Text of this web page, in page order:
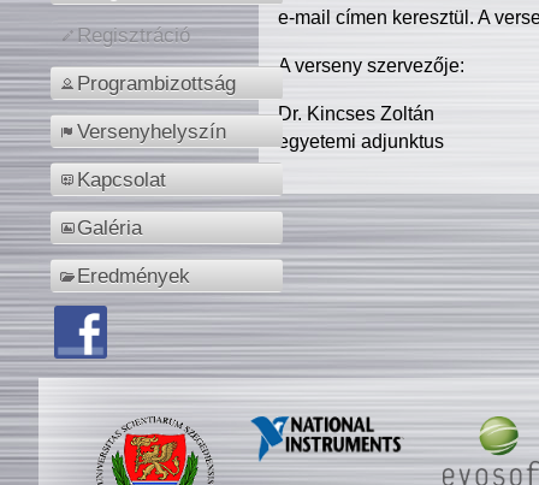
Regisztráció
Programbizottság
Versenyhelyszín
Kapcsolat
Galéria
Eredmények
e-mail címen keresztül. A
A verseny szervezője:
Dr. Kincses Zoltán
egyetemi adjunktus